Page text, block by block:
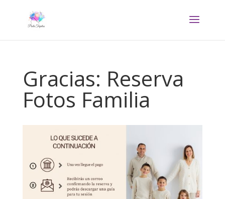
Gracias: Reserva
Fotos Familia